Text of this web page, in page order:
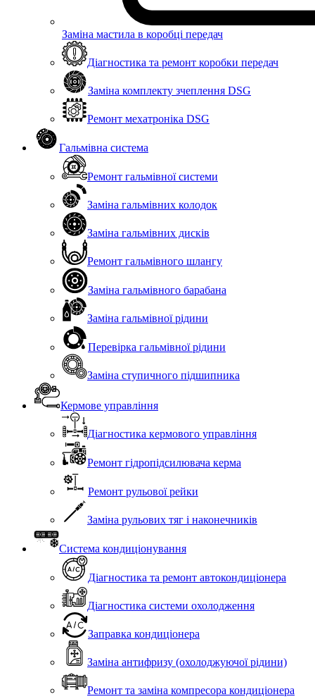
Заміна мастила в коробці передач
Діагностика та ремонт коробки передач
Заміна комплекту зчеплення DSG
Ремонт мехатроніка DSG
Гальмівна система
Ремонт гальмівної системи
Заміна гальмівних колодок
Заміна гальмівних дисків
Ремонт гальмівного шлангу
Заміна гальмівного барабана
Заміна гальмівної рідини
Перевірка гальмівної рідини
Заміна ступичного підшипника
Кермове управління
Діагностика кермового управління
Ремонт гідропідсилювача керма
Ремонт рульової рейки
Заміна рульових тяг і наконечників
Система кондиціонування
Діагностика та ремонт автокондиціонера
Діагностика системи охолодження
Заправка кондиціонера
Заміна антифризу (охолоджуючої рідини)
Ремонт та заміна компресора кондиціонера